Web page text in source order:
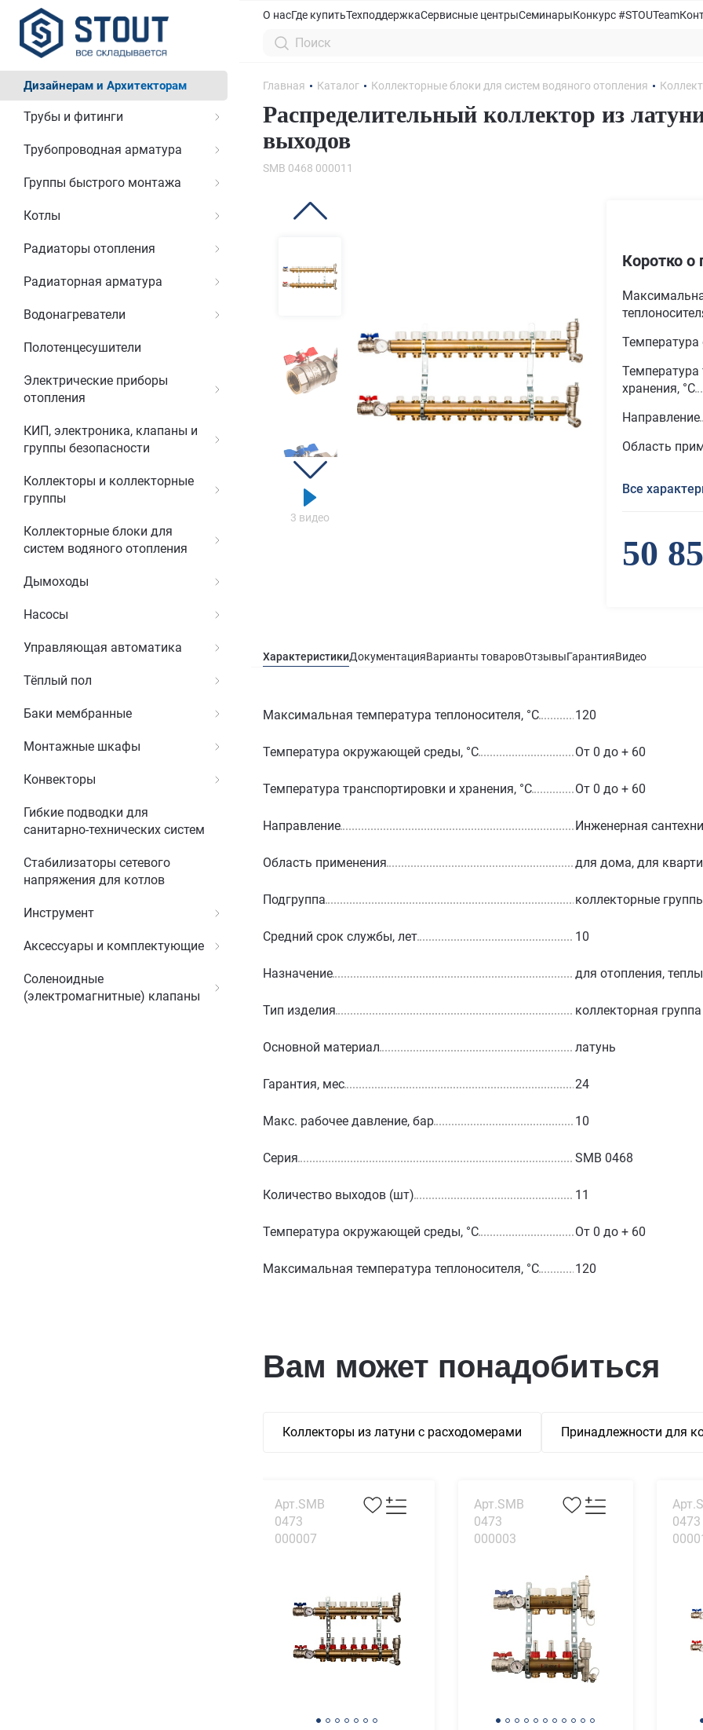
Дизайнерам и Архитекторам
Трубы и фитинги
Трубопроводная арматура
Группы быстрого монтажа
Котлы
Радиаторы отопления
Радиаторная арматура
Водонагреватели
Полотенцесушители
Электрические приборы
отопления
КИП, электроника, клапаны и
группы безопасности
Коллекторы и коллекторные
группы
Коллекторные блоки для
систем водяного отопления
Дымоходы
Насосы
Управляющая автоматика
Тёплый пол
Баки мембранные
Монтажные шкафы
Конвекторы
Гибкие подводки для
санитарно-технических систем
Стабилизаторы сетевого
напряжения для котлов
Инструмент
Аксессуары и комплектующие
Соленоидные
(электромагнитные) клапаны
О насГде купитьТехподдержкаСервисные центрыСеминарыКонкурс #STOUTeam
Главная Каталог Коллекторные блоки для систем водяного отопления
Распределительный коллектор из
выходов
SMB 0468 000011
3 видео
Коротко о
Температура
хранения, °С
Направление
Область
Все
50
ХарактеристикиДокументацияВарианты товаровОтзывыГарантияВидео
Максимальная температура теплоносителя, °С 120
Температура окружающей среды, °С От 0 до + 60
Температура транспортировки и хранения, °С От 0 до + 60
Направление Инженерная
Область применения для дома, для
Подгруппа коллекторные
Средний срок службы, лет 10
Назначение для отопления,
Тип изделия коллекторная группа
Основной материал латунь
Гарантия, мес 24
Макс. рабочее давление, бар 10
Серия SMB 0468
Количество выходов (шт) 11
Температура окружающей среды, °С От 0 до + 60
Максимальная температура теплоносителя, °С 120
Вам может понадобиться
Коллекторы из латуни с расходомерами Принадлежности для
Арт.SMB
0473
000007
Арт.SMB
0473
000003
0473